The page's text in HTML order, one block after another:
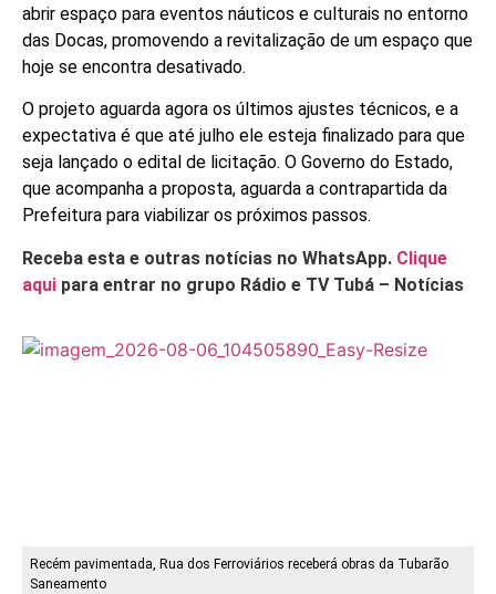
abrir espaço para eventos náuticos e culturais no entorno
das Docas, promovendo a revitalização de um espaço que
hoje se encontra desativado.
O projeto aguarda agora os últimos ajustes técnicos, e a
expectativa é que até julho ele esteja finalizado para que
seja lançado o edital de licitação. O Governo do Estado,
que acompanha a proposta, aguarda a contrapartida da
Prefeitura para viabilizar os próximos passos.
Receba esta e outras notícias no WhatsApp. Clique
aqui para entrar no grupo Rádio e TV Tubá – Notícias
Recém pavimentada, Rua dos Ferroviários receberá obras da Tubarão
Saneamento